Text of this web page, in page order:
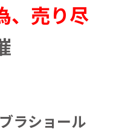
、売り尽
ラショール